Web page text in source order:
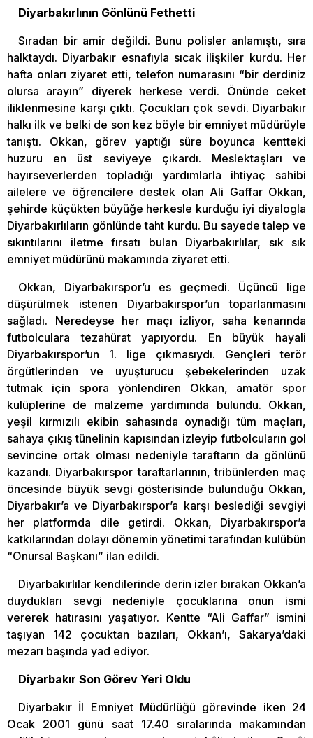
Diyarbakırlının Gönlünü Fethetti
Sıradan bir amir değildi. Bunu polisler anlamıştı, sıra
halktaydı. Diyarbakır esnafıyla sıcak ilişkiler kurdu. Her
hafta onları ziyaret etti, telefon numarasını “bir derdiniz
olursa arayın” diyerek herkese verdi. Önünde ceket
iliklenmesine karşı çıktı. Çocukları çok sevdi. Diyarbakır
halkı ilk ve belki de son kez böyle bir emniyet müdürüyle
tanıştı. Okkan, görev yaptığı süre boyunca kentteki
huzuru en üst seviyeye çıkardı. Meslektaşları ve
hayırseverlerden topladığı yardımlarla ihtiyaç sahibi
ailelere ve öğrencilere destek olan Ali Gaffar Okkan,
şehirde küçükten büyüğe herkesle kurduğu iyi diyalogla
Diyarbakırlıların gönlünde taht kurdu. Bu sayede talep ve
sıkıntılarını iletme fırsatı bulan Diyarbakırlılar, sık sık
emniyet müdürünü makamında ziyaret etti.
Okkan, Diyarbakırspor’u es geçmedi. Üçüncü lige
düşürülmek istenen Diyarbakırspor’un toparlanmasını
sağladı. Neredeyse her maçı izliyor, saha kenarında
futbolculara tezahürat yapıyordu. En büyük hayali
Diyarbakırspor’un 1. lige çıkmasıydı. Gençleri terör
örgütlerinden ve uyuşturucu şebekelerinden uzak
tutmak için spora yönlendiren Okkan, amatör spor
kulüplerine de malzeme yardımında bulundu. Okkan,
yeşil kırmızılı ekibin sahasında oynadığı tüm maçları,
sahaya çıkış tünelinin kapısından izleyip futbolcuların gol
sevincine ortak olması nedeniyle taraftarın da gönlünü
kazandı. Diyarbakırspor taraftarlarının, tribünlerden maç
öncesinde büyük sevgi gösterisinde bulunduğu Okkan,
Diyarbakır’a ve Diyarbakırspor’a karşı beslediği sevgiyi
her platformda dile getirdi. Okkan, Diyarbakırspor’a
katkılarından dolayı dönemin yönetimi tarafından kulübün
“Onursal Başkanı” ilan edildi.
Diyarbakırlılar kendilerinde derin izler bırakan Okkan’a
duydukları sevgi nedeniyle çocuklarına onun ismi
vererek hatırasını yaşatıyor. Kentte “Ali Gaffar” ismini
taşıyan 142 çocuktan bazıları, Okkan’ı, Sakarya’daki
mezarı başında yad ediyor.
Diyarbakır Son Görev Yeri Oldu
Diyarbakır İl Emniyet Müdürlüğü görevinde iken 24
Ocak 2001 günü saat 17.40 sıralarında makamından